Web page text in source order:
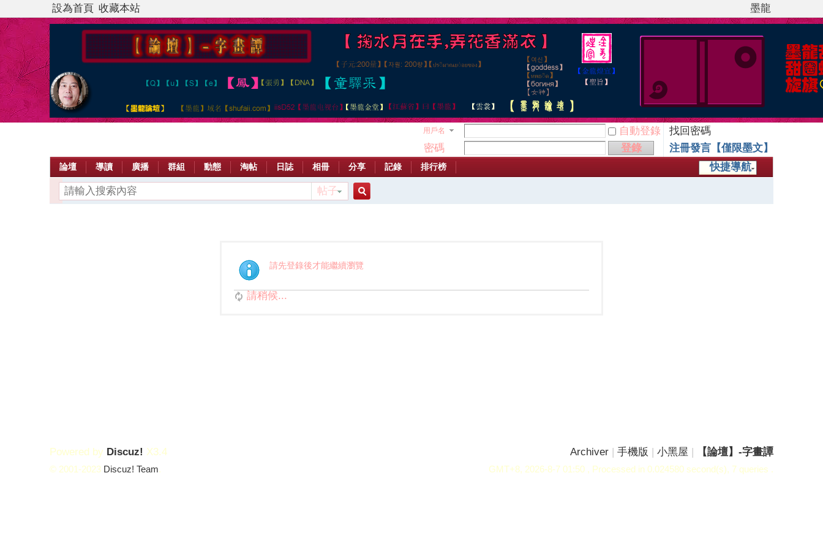
設為首頁 收藏本站 墨龍
用戶名 自動登錄
找回密碼
密碼
登錄
注冊發言【僅限墨文】
快捷導航
論壇 導讀 廣播 群組 動態 淘帖 日誌 相冊 分享 記錄 排行榜
帖子
索
請先登錄後才能繼續瀏覽
請稍候...
Archiver | 手機版 | 小黑屋 | 【論壇】-字畫譚
GMT+8, 2026-8-7 01:50 , Processed in 0.024580 second(s), 7 queries .
Powered by Discuz! X3.4
© 2001-2023 Discuz! Team.